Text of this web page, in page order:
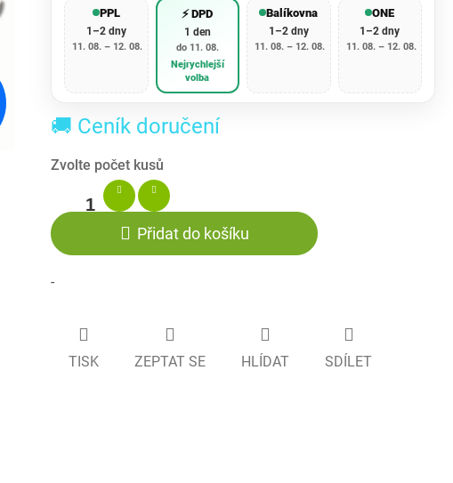
PPL
1–2 dny
11. 08. – 12. 08.
⚡ DPD
1 den
do 11. 08.
Nejrychlejší
volba
Balíkovna
1–2 dny
11. 08. – 12. 08.
ONE
1–2 dny
11. 08. – 12. 08.
🚚 Ceník doručení
Přidat do košíku
-
TISK ZEPTAT SE HLÍDAT SDÍLET